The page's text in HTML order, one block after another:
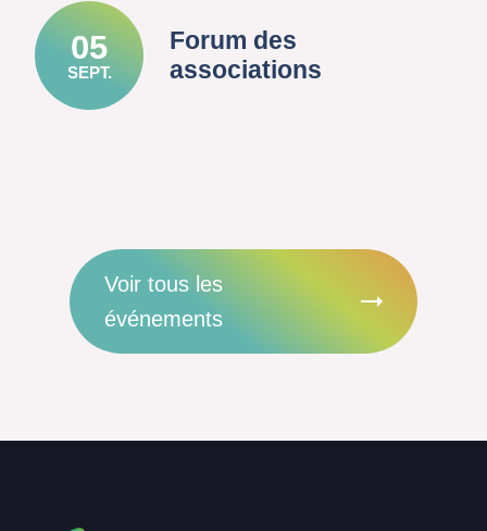
05
SEPT.
Forum des
associations
Voir tous les
événements